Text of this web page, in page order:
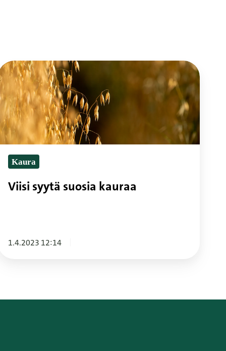
Kaura
Viisi syytä suosia kauraa
1.4.2023 12:14